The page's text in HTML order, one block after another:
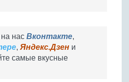
нас Вконтакте,
, Яндекс.Дзен и
самые вкусные